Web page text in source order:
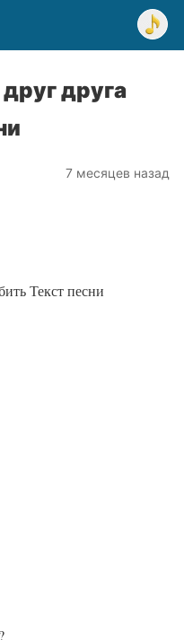
друга
7 месяцев назад
Текст песни